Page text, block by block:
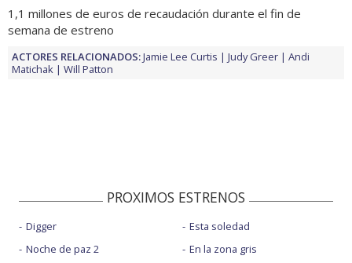
1,1 millones de euros de recaudación durante el fin de
semana de estreno
ACTORES RELACIONADOS:Jamie Lee Curtis Judy Greer
Andi
Matichak
Will Patton
PROXIMOS ESTRENOS
Digger
Noche de paz 2
Esta soledad
En la zona gris